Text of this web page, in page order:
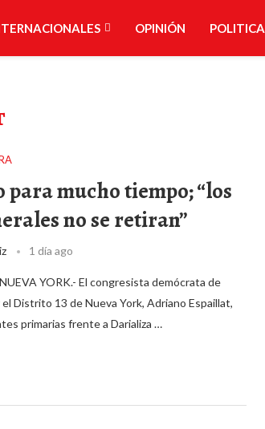
OPINIÓN POLITICA
mucho tiempo; “los
no se retiran”
1 día ago
YORK.- El congresista demócrata de
Distrito 13 de Nueva York, Adriano Espaillat,
primarias frente a Darializa …